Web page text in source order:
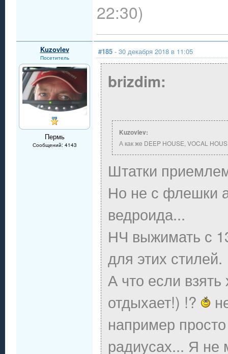
22:30)
Kuzovlev
Посетитель
Пермь
Сообщений: 4143
#185 - 30 декабря 2018 в 11:05
brizdim:
Kuzovlev:
А как же DEEP HOUSE, VOCAL
Штатки
Но не с флешки
ведроида...
НЧ выжимать с
для этих стилей.
А что если
отдыхает!) !?
например
радиусах... Я не